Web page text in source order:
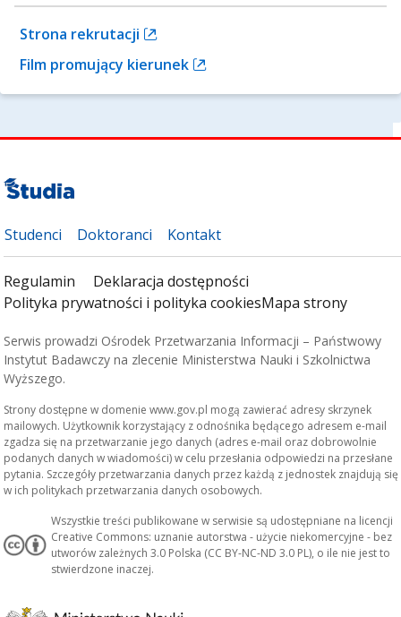
Strona rekrutacji
Film promujący kierunek
Studenci Doktoranci Kontakt
Regulamin
Deklaracja dostępności
Polityka prywatności i polityka cookiesMapa strony
Serwis prowadzi Ośrodek Przetwarzania Informacji – Państwowy
Instytut Badawczy na zlecenie Ministerstwa Nauki i Szkolnictwa
Wyższego.
Strony dostępne w domenie www.gov.pl mogą zawierać adresy skrzynek
mailowych. Użytkownik korzystający z odnośnika będącego adresem e-mail
zgadza się na przetwarzanie jego danych (adres e-mail oraz dobrowolnie
podanych danych w wiadomości) w celu przesłania odpowiedzi na przesłane
pytania. Szczegóły przetwarzania danych przez każdą z jednostek znajdują się
w ich politykach przetwarzania danych osobowych.
Wszystkie treści publikowane w serwisie są udostępniane na licencji
Creative Commons: uznanie autorstwa - użycie niekomercyjne - bez
utworów zależnych 3.0 Polska (CC BY-NC-ND 3.0 PL), o ile nie jest to
stwierdzone inaczej.